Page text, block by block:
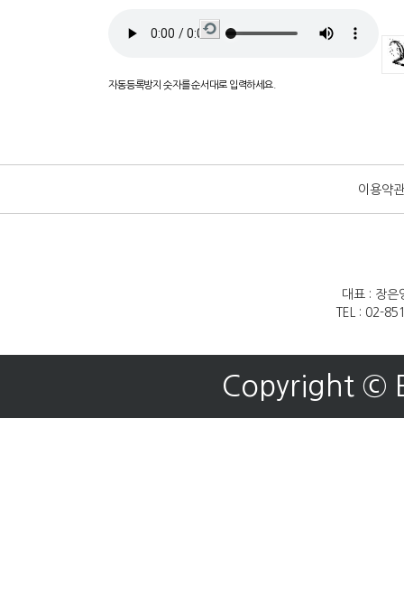
새로
고침
자동등록방지 숫자를 순서대로 입력하세요.
이용약관
대표 : 장은
TEL : 02-
Copyright ©